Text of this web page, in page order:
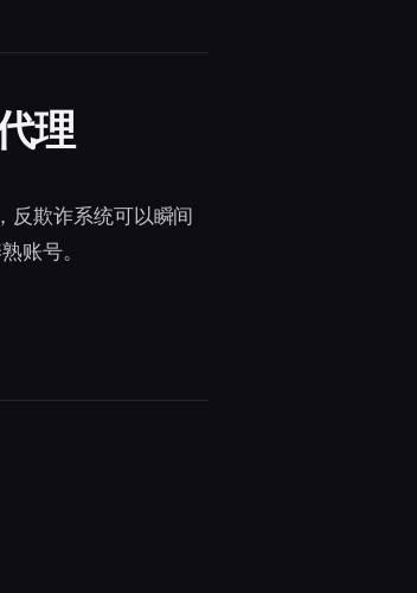
理
反欺诈系统可以瞬间
账号。